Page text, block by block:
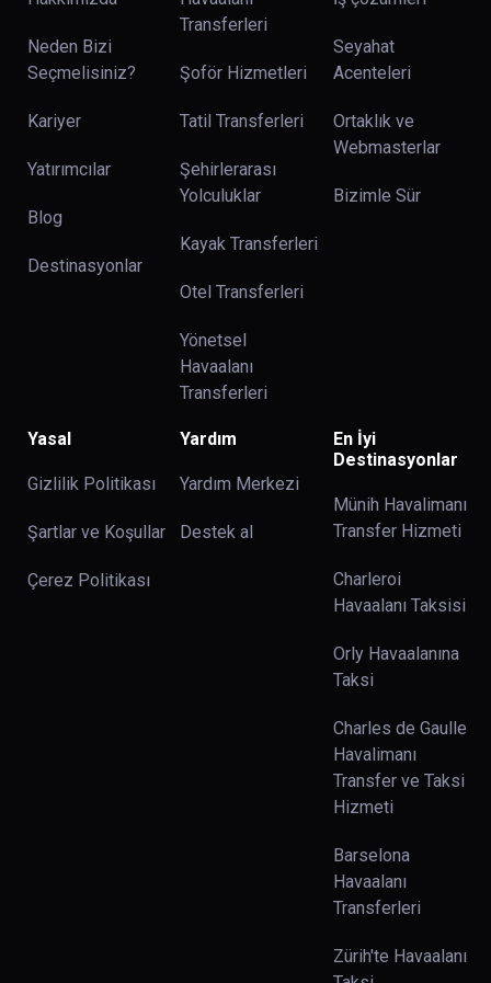
Neden Bizi
Seçmelisiniz?
Kariyer
Yatırımcılar
Blog
Destinasyonlar
Transferleri
Şoför Hizmetleri
Tatil Transferleri
Şehirlerarası
Yolculuklar
Kayak Transferleri
Otel Transferleri
Yönetsel
Havaalanı
Transferleri
Seyahat
Acenteleri
Ortaklık ve
Webmasterlar
Bizimle Sür
Yasal
Gizlilik Politikası
Şartlar ve Koşullar
Çerez Politikası
Yardım
Yardım Merkezi
Destek al
En İyi
Destinasyonlar
Münih Havalimanı
Transfer Hizmeti
Charleroi
Havaalanı Taksisi
Orly Havaalanına
Taksi
Charles de Gaulle
Havalimanı
Transfer ve Taksi
Hizmeti
Barselona
Havaalanı
Transferleri
Zürih'te Havaalanı